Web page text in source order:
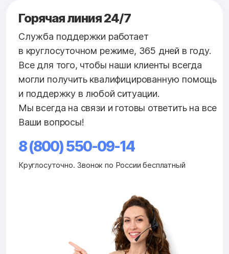
Горячая линия 24/7
Служба поддержки работает
в круглосуточном режиме, 365 дней в году.
Все для того, чтобы наши клиенты всегда
могли получить квалифицированную помощь
и поддержку в любой ситуации.
Мы всегда на связи и готовы ответить на все
Ваши вопросы!
8 (800) 550-09-14
Круглосуточно. Звонок по России бесплатный